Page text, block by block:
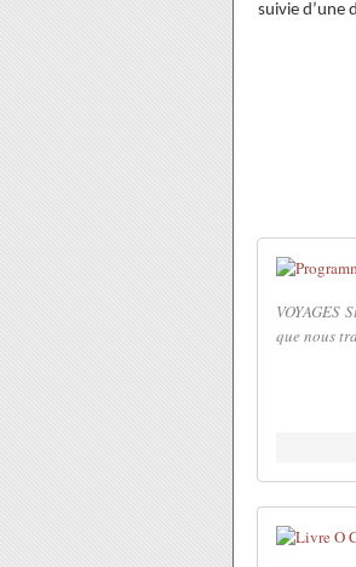
suivie d’une
VOYAGES
que nous